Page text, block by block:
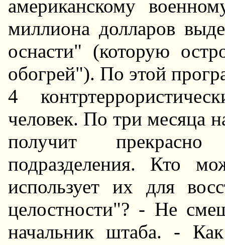
американскому
миллиона долларов
оснасти" (которую
обогрей"). По этой
4
человек. По три месяца
получит прекрасно
подразделения. Кто
использует их для
целостности"? - Hе
начальник штаба. -